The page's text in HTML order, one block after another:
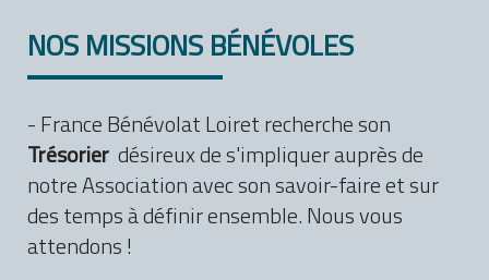
NOS MISSIONS BÉNÉVOLES
- France Bénévolat Loiret recherche son
Trésorier désireux de s'impliquer auprès de
notre Association avec son savoir-faire et sur
des temps à définir ensemble. Nous vous
attendons !